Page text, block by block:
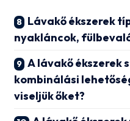
Lávakő ékszerek
nyakláncok,
A lávakő ékszerek
kombinálási
viseljük őket?